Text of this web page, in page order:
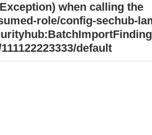
when calling the
role/config-sechub-
default